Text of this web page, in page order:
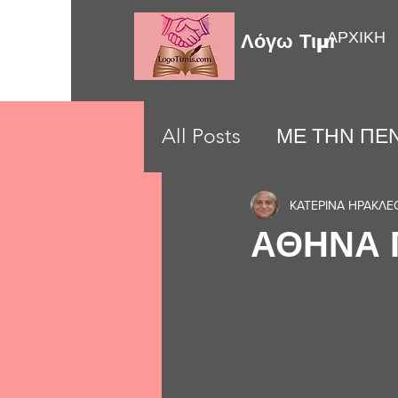
Λόγω ΤιμήςΑΡΧΙΚΗ
All Posts ΜΕ ΤΗΝ
LOVE MOMENTS
ΑΘΗΝΑ
ΚΑΤΕΡΙΝΑ